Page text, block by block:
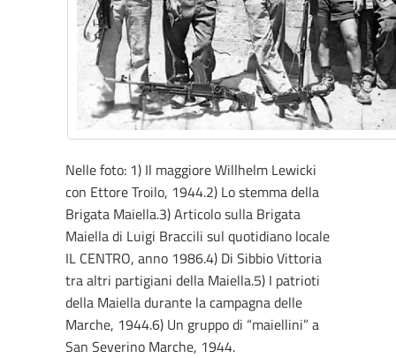
Nelle foto: 1) Il maggiore Willhelm Lewicki
con Ettore Troilo, 1944.2) Lo stemma della
Brigata Maiella.3) Articolo sulla Brigata
Maiella di Luigi Braccili sul quotidiano locale
IL CENTRO, anno 1986.4) Di Sibbio Vittoria
tra altri partigiani della Maiella.5) I patrioti
della Maiella durante la campagna delle
Marche, 1944.6) Un gruppo di “maiellini” a
San Severino Marche, 1944.